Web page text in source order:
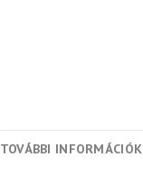
TOVÁBBI INFORMÁCIÓK